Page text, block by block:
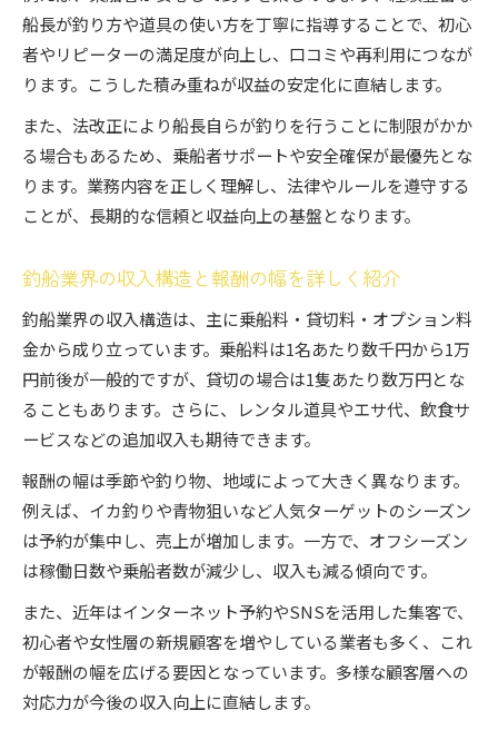
船長が釣り方や道具の使い方を丁寧に指導することで、初心
者やリピーターの満足度が向上し、口コミや再利用につなが
ります。こうした積み重ねが収益の安定化に直結します。
また、法改正により船長自らが釣りを行うことに制限がかか
る場合もあるため、乗船者サポートや安全確保が最優先とな
ります。業務内容を正しく理解し、法律やルールを遵守する
ことが、長期的な信頼と収益向上の基盤となります。
釣船業界の収入構造と報酬の幅を詳しく紹介
釣船業界の収入構造は、主に乗船料・貸切料・オプション料
金から成り立っています。乗船料は1名あたり数千円から1万
円前後が一般的ですが、貸切の場合は1隻あたり数万円とな
ることもあります。さらに、レンタル道具やエサ代、飲食サ
ービスなどの追加収入も期待できます。
報酬の幅は季節や釣り物、地域によって大きく異なります。
例えば、イカ釣りや青物狙いなど人気ターゲットのシーズン
は予約が集中し、売上が増加します。一方で、オフシーズン
は稼働日数や乗船者数が減少し、収入も減る傾向です。
また、近年はインターネット予約やSNSを活用した集客で、
初心者や女性層の新規顧客を増やしている業者も多く、これ
が報酬の幅を広げる要因となっています。多様な顧客層への
対応力が今後の収入向上に直結します。